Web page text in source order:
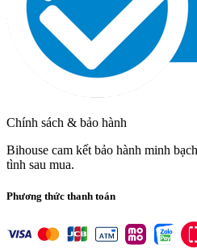
Chính sách & bảo hành
Bihouse cam kết bảo hành minh
tình sau mua.
Phương thức thanh toán